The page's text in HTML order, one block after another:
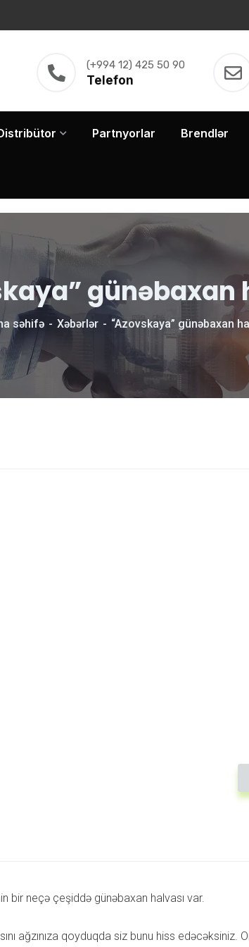
Telefon
(+994 12) 425 50 90
Partnyorlar Brendlər
günəbaxan
səhifə Xəbərlər “Azovskaya” günəbaxan
bir neçə çeşiddə günəbaxan halvası var.
ağzınıza qoyduqda siz bunu hiss edəcəksiniz.